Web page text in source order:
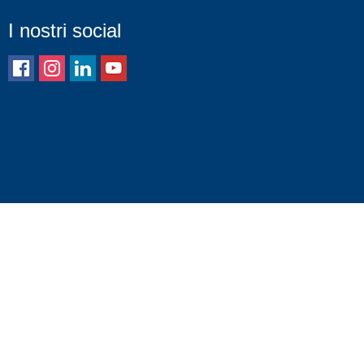
I nostri social